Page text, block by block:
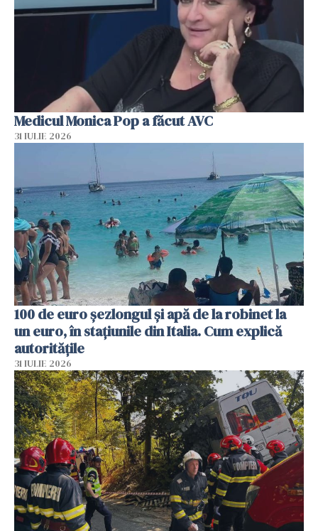
Medicul Monica Pop a făcut AVC
31 IULIE 2026
100 de euro șezlongul și apă de la robinet la
un euro, în stațiunile din Italia. Cum explică
autoritățile
31 IULIE 2026